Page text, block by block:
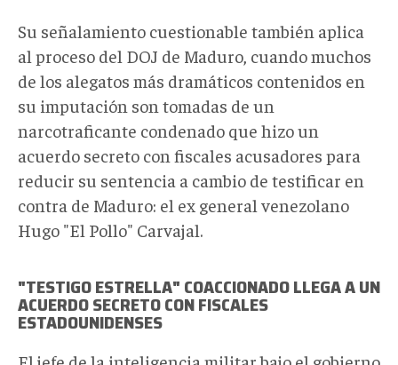
Su señalamiento cuestionable también aplica
al proceso del DOJ de Maduro, cuando muchos
de los alegatos más dramáticos contenidos en
su imputación son tomadas de un
narcotraficante condenado que hizo un
acuerdo secreto con fiscales acusadores para
reducir su sentencia a cambio de testificar en
contra de Maduro: el ex general venezolano
Hugo "El Pollo" Carvajal.
"TESTIGO ESTRELLA" COACCIONADO LLEGA A UN
ACUERDO SECRETO CON FISCALES
ESTADOUNIDENSES